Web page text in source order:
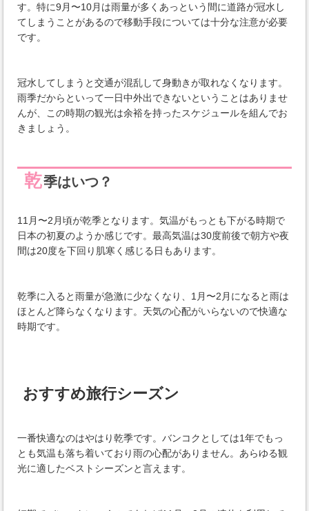
す。特に9月〜10月は雨量が多くあっという間に道路が冠水し
てしまうことがあるので移動手段については十分な注意が必要
です。
冠水してしまうと交通が混乱して身動きが取れなくなります。
雨季だからといって一日中外出できないということはありませ
んが、この時期の観光は余裕を持ったスケジュールを組んでお
きましょう。
乾季はいつ？
11月〜2月頃が乾季となります。気温がもっとも下がる時期で
日本の初夏のようか感じです。最高気温は30度前後で朝方や夜
間は20度を下回り肌寒く感じる日もあります。
乾季に入ると雨量が急激に少なくなり、1月〜2月になると雨は
ほとんど降らなくなります。天気の心配がいらないので快適な
時期です。
おすすめ旅行シーズン
一番快適なのはやはり乾季です。バンコクとしては1年でもっ
とも気温も落ち着いており雨の心配がありません。あらゆる観
光に適したベストシーズンと言えます。